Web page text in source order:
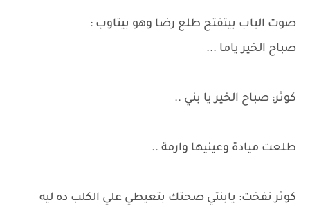
صوت الباب بيتفتح طلع رضا وهو بيتاوب :
صباح الخير ياما ...
كوثر: صباح الخير يا بني ..
طلعت ميادة وعينيها وارمة ..
كوثر نفخت: يابنتي صحتك بتعيطي علي الكلب ده ليه